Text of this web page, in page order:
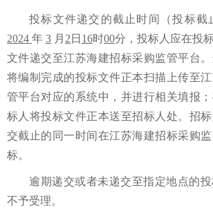
投标文件递交的截止时间 （投标截
2024 年 3 月 2 日 16时00分 ，投标人应在投
文件递交至江苏海建招标采购监管平台
将编制完成的投标文件正本扫描上传至
管平台对应的系统中，并进行相关填报
标人将投标文件正本送至招标人处。招
交截止的同一时间在江苏海建招标采购
标。
逾期递交或者未递交至指定地点的
不予受理。